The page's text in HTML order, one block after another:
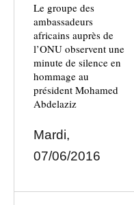
Le groupe des
ambassadeurs
africains auprès de
l’ONU observent une
minute de silence en
hommage au
président Mohamed
Abdelaziz
Mardi,
07/06/2016